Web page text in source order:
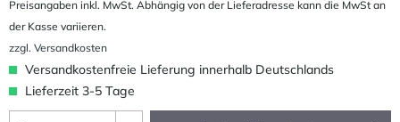
Preisangaben inkl. MwSt. Abhängig von der Lieferadresse kann die MwSt an
der Kasse variieren.
zzgl. Versandkosten
Versandkostenfreie Lieferung innerhalb Deutschlands
Lieferzeit 3-5 Tage